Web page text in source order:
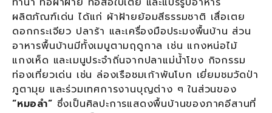
ผลิตภัณฑ์เด่น ได้แก่ ผ้าฝ้ายย้อมสีธรรมชาติ เสื่อเตย
ดอกกระเจียว ปลาร้า และเครื่องมือประมงพื้นบ้าน ส่วน
อาหารพื้นบ้านมีทั้งเมนูตามฤดูกาล เช่น แกงหน่อไม้
แกงเห็ด และเมนูประจำถิ่นจากปลาแม่น้ำโขง กิจกรรม
ท่องเที่ยวเด่น เช่น ล่องเรือชมเก้าพันโบก เยี่ยมชมวัดป่า
ภูตามุย และร่วมเทศการงานบุญต่าง ๆ ในส่วนของ
“หมอลำ” ซึ่งเป็นศิลปะการแสดงพื้นบ้านของภาคอีสานที่